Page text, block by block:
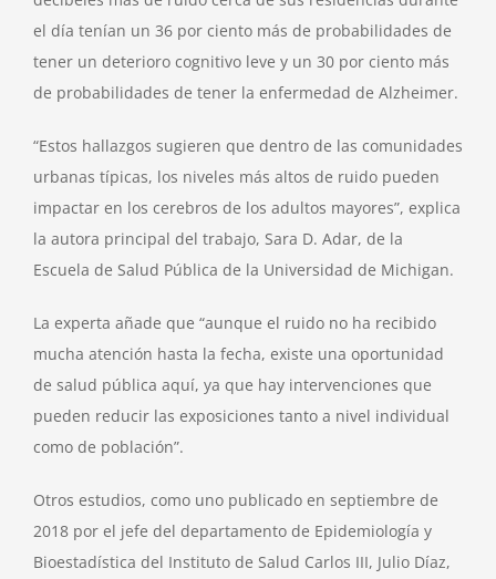
el día tenían un 36 por ciento más de probabilidades de
tener un deterioro cognitivo leve y un 30 por ciento más
de probabilidades de tener la enfermedad de Alzheimer.
“Estos hallazgos sugieren que dentro de las comunidades
urbanas típicas, los niveles más altos de ruido pueden
impactar en los cerebros de los adultos mayores”, explica
la autora principal del trabajo, Sara D. Adar, de la
Escuela de Salud Pública de la Universidad de Michigan.
La experta añade que “aunque el ruido no ha recibido
mucha atención hasta la fecha, existe una oportunidad
de salud pública aquí, ya que hay intervenciones que
pueden reducir las exposiciones tanto a nivel individual
como de población”.
Otros estudios, como uno publicado en septiembre de
2018 por el jefe del departamento de Epidemiología y
Bioestadística del Instituto de Salud Carlos III, Julio Díaz,